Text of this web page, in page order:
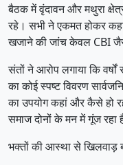
बैठक में वृंदावन और मथुरा
रहे। सभी ने एकमत होकर कहा
खजाने की जांच केवल CBI जैसी
संतों ने आरोप लगाया कि
का कोई स्पष्ट विवरण
का उपयोग कहां और कैसे हो
समाज दोनों के मन में गूंज रहा
भक्तों की आस्था से खिलवाड़